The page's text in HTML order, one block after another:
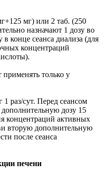
мг) или 2 таб. (250
назначают 1 дозу во
в конце сеанса диализа (для
концентраций
применять только у
раз/сут. Перед сеансом
дополнительную дозу 15
концентраций активных
вторую дополнительную
после сеанса
печени